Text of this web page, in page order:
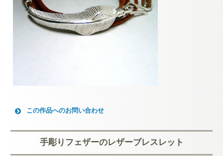
この作品へのお問い合わせ
手彫りフェザーのレザーブレスレット